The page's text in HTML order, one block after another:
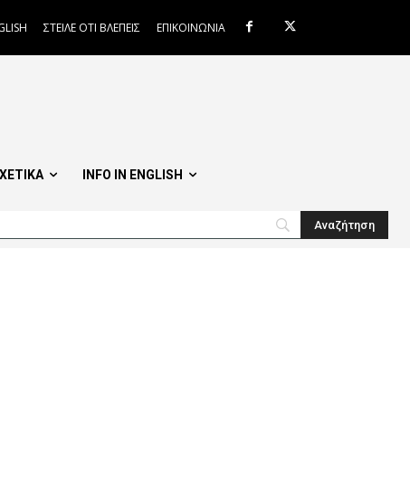
ΣΤΕΙΛΕ ΟΤΙ ΒΛΕΠΕΙΣ ΕΠΙΚΟΙΝΩΝΙΑ
INFO IN ENGLISH